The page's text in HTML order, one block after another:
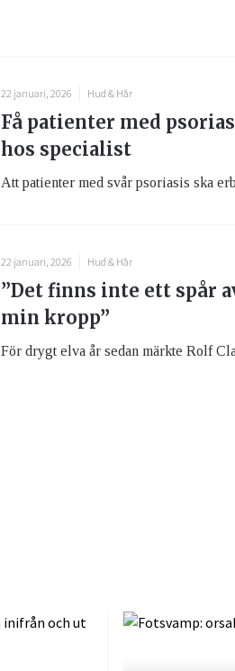
22 januari, 2026 Hud & Hår
Få patienter med
hos specialist
Att patienter med svår psoriasis ska
22 januari, 2026 Hud & Hår
”Det finns inte ett spår
min kropp”
För drygt elva år sedan märkte Rolf